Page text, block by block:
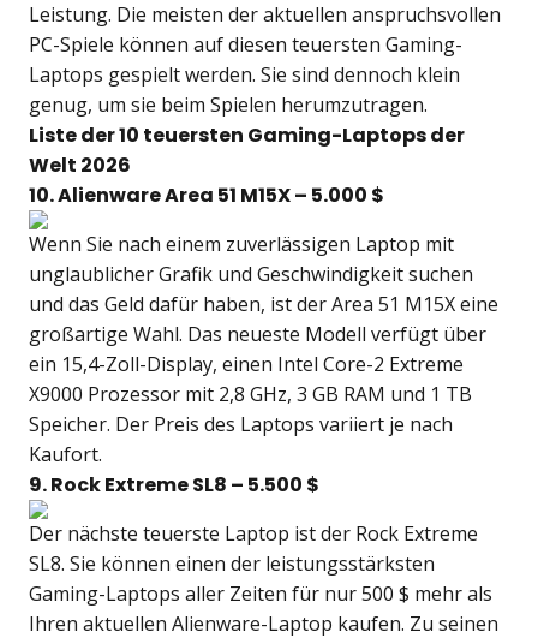
Leistung. Die meisten der aktuellen anspruchsvollen
PC-Spiele können auf diesen teuersten Gaming-
Laptops gespielt werden. Sie sind dennoch klein
genug, um sie beim Spielen herumzutragen.
Liste der 10 teuersten Gaming-Laptops der
Welt 2026
10. Alienware Area 51 M15X – 5.000 $
Wenn Sie nach einem zuverlässigen Laptop mit
unglaublicher Grafik und Geschwindigkeit suchen
und das Geld dafür haben, ist der Area 51 M15X eine
großartige Wahl. Das neueste Modell verfügt über
ein 15,4-Zoll-Display, einen Intel Core-2 Extreme
X9000 Prozessor mit 2,8 GHz, 3 GB RAM und 1 TB
Speicher. Der Preis des Laptops variiert je nach
Kaufort.
9. Rock Extreme SL8 – 5.500 $
Der nächste teuerste Laptop ist der Rock Extreme
SL8. Sie können einen der leistungsstärksten
Gaming-Laptops aller Zeiten für nur 500 $ mehr als
Ihren aktuellen Alienware-Laptop kaufen. Zu seinen